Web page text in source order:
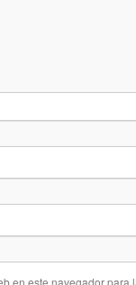
en este navegador para